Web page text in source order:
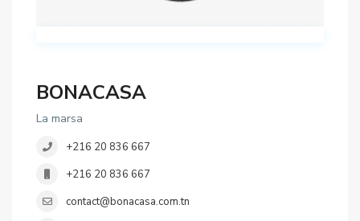
BONACASA
La marsa
+216 20 836 667
+216 20 836 667
contact@bonacasa.com.tn